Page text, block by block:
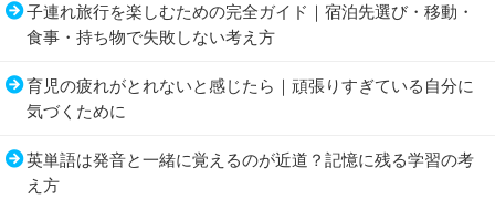
子連れ旅行を楽しむための完全ガイド｜宿泊先選び・移動・
食事・持ち物で失敗しない考え方
育児の疲れがとれないと感じたら｜頑張りすぎている自分に
気づくために
英単語は発音と一緒に覚えるのが近道？記憶に残る学習の考
え方